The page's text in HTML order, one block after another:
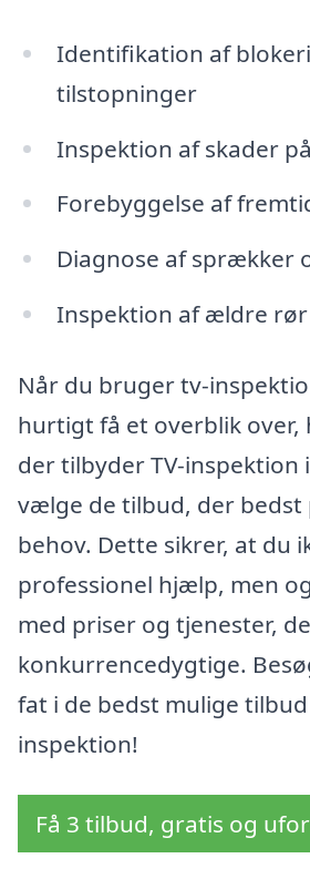
Identifikation af
tilstopninger
Inspektion af skader
Forebyggelse af
Diagnose af sprækker
Inspektion af ældre
Når du bruger tv-
hurtigt få et overblik over,
der tilbyder TV-inspektion
vælge de tilbud, der bedst
behov. Dette sikrer, at du
professionel hjælp, men
med priser og tjenester,
konkurrencedygtige.
fat i de bedst mulige tilbud
inspektion!
Få 3 tilbud, gratis og